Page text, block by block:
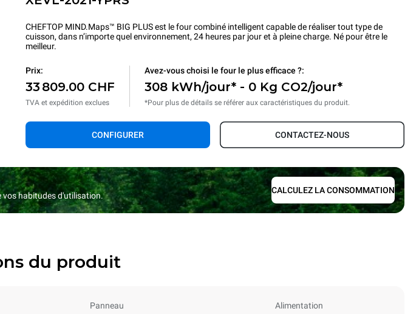
CHEFTOP MIND.Maps™ BIG PLUS est le four combiné intelligent capable de réaliser tout type de
cuisson, dans n’importe quel environnement, 24 heures par jour et à pleine charge. Né pour être le
meilleur.
Prix:
33 809.00 CHF
TVA et expédition exclues
Avez-vous choisi le four le plus efficace ?:
308 kWh/jour* - 0 Kg CO2/jour*
*Pour plus de détails se référer aux caractéristiques du produit.
CONFIGURER CONTACTEZ-NOUS
vos habitudes d'utilisation.
CALCULEZ LA CONSOMMATION
du produit
Panneau Alimentation